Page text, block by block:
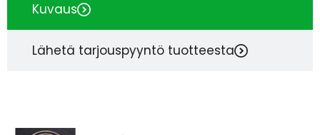
Kuvaus
Lähetä tarjouspyyntö tuotteesta